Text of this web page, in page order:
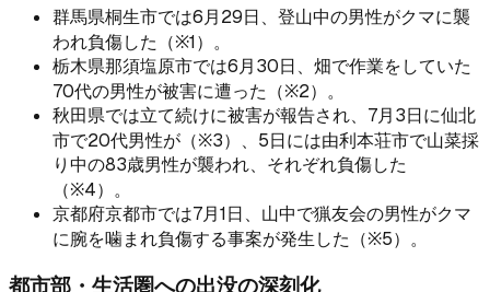
群馬県桐生市では6月29日、登山中の男性がクマに襲
われ負傷した（※1）。
栃木県那須塩原市では6月30日、畑で作業をしていた
70代の男性が被害に遭った（※2）。
秋田県では立て続けに被害が報告され、7月3日に仙北
市で20代男性が（※3）、5日には由利本荘市で山菜採
り中の83歳男性が襲われ、それぞれ負傷した
（※4）。
京都府京都市では7月1日、山中で猟友会の男性がクマ
に腕を噛まれ負傷する事案が発生した（※5）。
都市部・生活圏への出没の深刻化